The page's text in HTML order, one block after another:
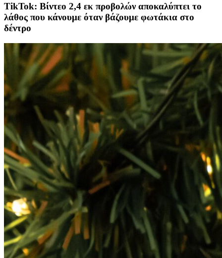
TikTok: Βίντεο 2,4 εκ προβολών αποκαλύπτει το
λάθος που κάνουμε όταν βάζουμε φωτάκια στο
δέντρο